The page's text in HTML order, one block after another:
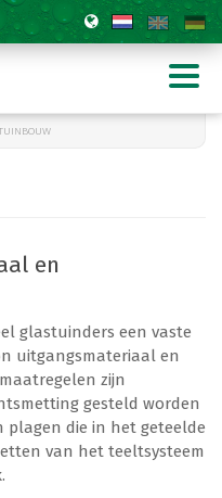
en gebouwen
en
glastuinders een vaste
uitgangsmateriaal en
zijn
gesteld worden
plagen die in het geteelde
van het teeltsysteem